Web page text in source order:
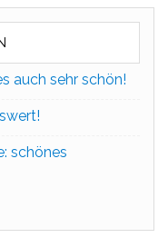
auch sehr schön!
schönes